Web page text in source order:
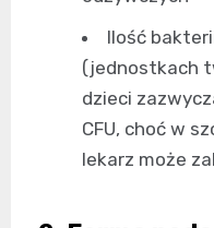
Ilość
(jednostkach
dzieci
CFU, choć w
lekarz może